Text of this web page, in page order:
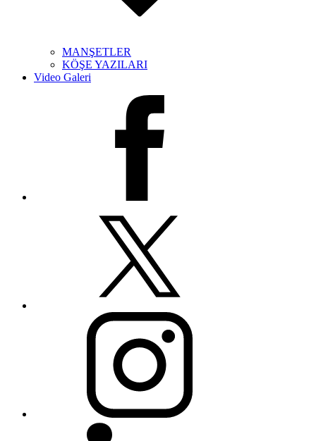
MANŞETLER
KÖŞE YAZILARI
Video Galeri